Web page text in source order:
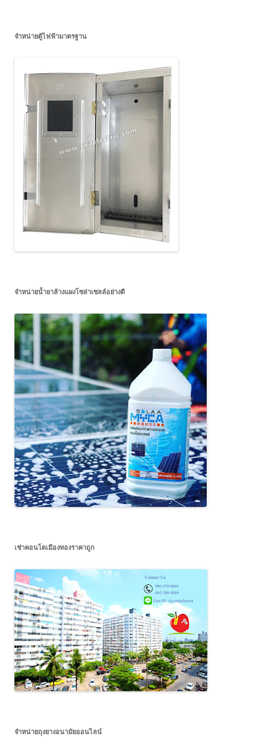
จำหน่ายตู้ไฟฟ้ามาตรฐาน
จำหน่ายน้ำยาล้างแผงโซล่าเซลล์อย่างดี
เช่าคอนโดเมืองทองราคาถูก
จำหน่ายถุงยางอนามัยออนไลน์